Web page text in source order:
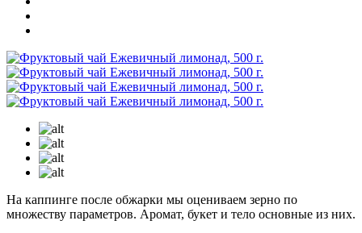
На каппинге после обжарки мы оцениваем зерно по
множеству параметров. Аромат, букет и тело основные из них.